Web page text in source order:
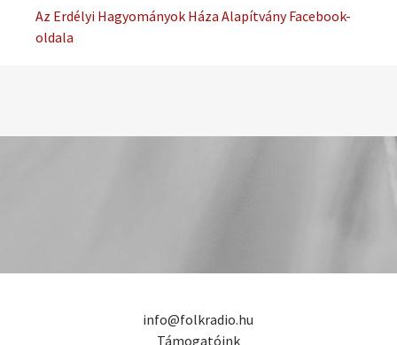
Az Erdélyi Hagyományok Háza Alapítvány Facebook-
oldala
info@folkradio.hu
Támogatóink